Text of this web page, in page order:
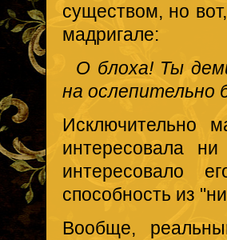
существом, но
мадригале:
О блоха! Ты
на ослепительно
Исключительно
интересовала
интересовало
способность из
Вообще,